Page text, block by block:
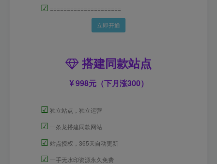
☑ =====================
立即开通
搭建同款站点
998元（下月涨300）
☑ 独立站点，独立运营
☑ 一条龙搭建同款网站
☑ 站点授权，365天自动更新
☑ 一手无水印资源永久免费